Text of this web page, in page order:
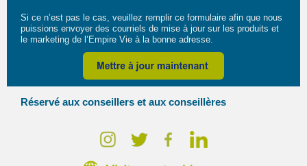
Si ce n’est pas le cas, veuillez remplir ce formulaire afin que nous
puissions envoyer des courriels de mise à jour sur les produits et
le marketing de l’Empire Vie à la bonne adresse.
Réservé aux conseillers et aux conseillères